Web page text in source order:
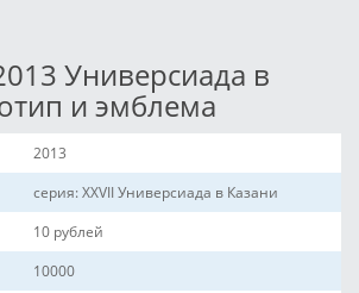
Универсиада в
и эмблема
2013
серия: XXVII Универсиада в Казани
10 рублей
10000